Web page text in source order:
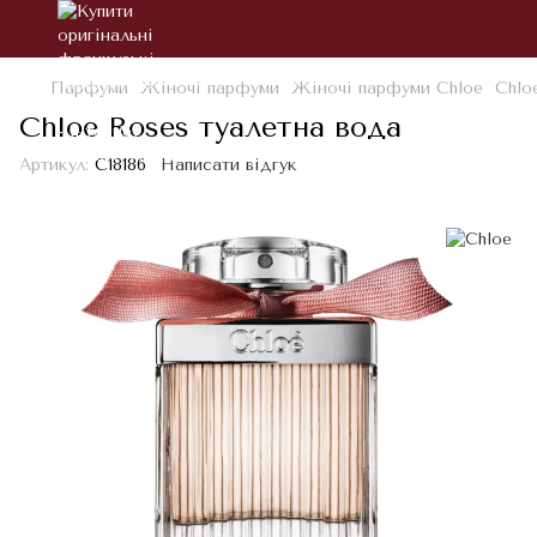
Парфуми Жіночі парфуми Жіночі парфуми Chloe
Chloe Roses туалетна вода
Артикул: С18186 Написати відгук